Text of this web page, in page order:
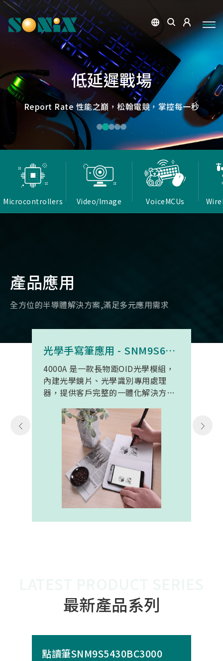
微小核心，巨大力量
松翰MCU：極致效能，智慧應用無所不在
低延遲戰場
Report Rate 性能之巔，松翰電競，掌控每一秒
捕捉每個清晰瞬間
高畫質ISP技術，支援HDR/3D降噪，提供卓越影像處理
能力
點讀魔法，數位學習新體驗
OID光學辨識技術，紙本內容瞬間數位化，開啟互動新篇
章
低延遲，無線視界
確保流暢穩定的影像傳輸
Microcontrollers Video/Image VoiceMCUs
產品應用
全方位的半導體解決方案,滿足多元應用需求
光學手寫筆應用 - SNM9S6100BC4000A
4000A 是一款長物距OID光學模組，
內建光學鏡片、光學識別專用處理
器，提供客戶完整的一體化解決方
置開發。模組在保持小型化的同時，
延伸了可用物距範圍，使其能在離紙
面更遠的位置仍精確讀取碼點，同時
內建的高幀率SoC，能確保書寫筆跡
的連續與準確。 透過4000A模組能有
效縮短客戶開發週期，並確保在小型
裝置中仍維持高精度與穩定度，讓產
品能夠以最自然的方式，將紙本與數
位內容緊密連結。
最新產品系列
點讀筆SNM9S5430BC3000